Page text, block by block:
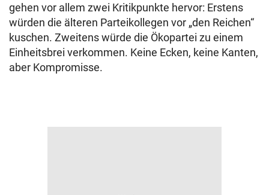
gehen vor allem zwei Kritikpunkte hervor: Erstens
würden die älteren Parteikollegen vor „den Reichen“
kuschen. Zweitens würde die Ökopartei zu einem
Einheitsbrei verkommen. Keine Ecken, keine Kanten,
aber Kompromisse.